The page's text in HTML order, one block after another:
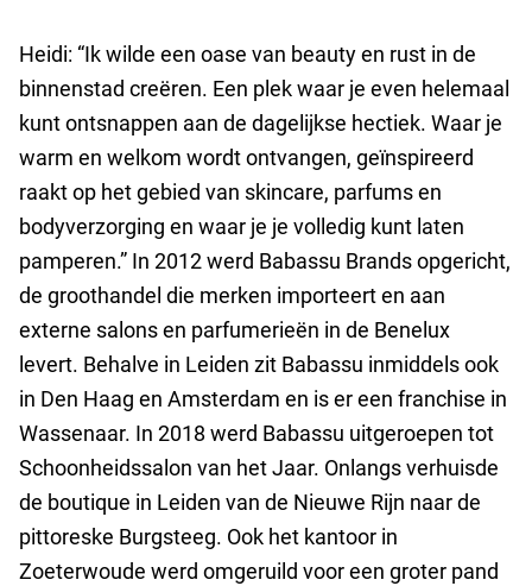
Heidi: “Ik wilde een oase van beauty en rust in de
binnenstad creëren. Een plek waar je even helemaal
kunt ontsnappen aan de dagelijkse hectiek. Waar je
warm en welkom wordt ontvangen, geïnspireerd
raakt op het gebied van skincare, parfums en
bodyverzorging en waar je je volledig kunt laten
pamperen.” In 2012 werd Babassu Brands opgericht,
de groothandel die merken importeert en aan
externe salons en parfumerieën in de Benelux
levert. Behalve in Leiden zit Babassu inmiddels ook
in Den Haag en Amsterdam en is er een franchise in
Wassenaar. In 2018 werd Babassu uitgeroepen tot
Schoonheidssalon van het Jaar. Onlangs verhuisde
de boutique in Leiden van de Nieuwe Rijn naar de
pittoreske Burgsteeg. Ook het kantoor in
Zoeterwoude werd omgeruild voor een groter pand